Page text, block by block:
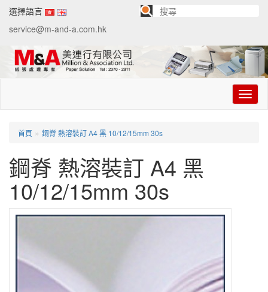
選擇語言
service@m-and-a.com.hk
切
换
首頁 » 鋼脊 熱溶裝訂 A4 黑 10/12/15mm 30s
鋼脊 熱溶裝訂 A4 黑
10/12/15mm 30s